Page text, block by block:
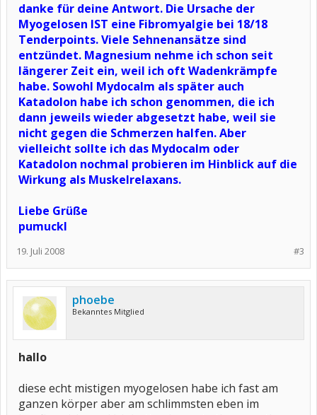
danke für deine Antwort. Die Ursache der
Myogelosen IST eine Fibromyalgie bei 18/18
Tenderpoints. Viele Sehnenansätze sind
entzündet. Magnesium nehme ich schon seit
längerer Zeit ein, weil ich oft Wadenkrämpfe
habe. Sowohl Mydocalm als später auch
Katadolon habe ich schon genommen, die ich
dann jeweils wieder abgesetzt habe, weil sie
nicht gegen die Schmerzen halfen. Aber
vielleicht sollte ich das Mydocalm oder
Katadolon nochmal probieren im Hinblick auf die
Wirkung als Muskelrelaxans.
Liebe Grüße
pumuckl
#3
19. Juli 2008
phoebe
Bekanntes Mitglied
hallo
diese echt mistigen myogelosen habe ich fast am
ganzen körper aber am schlimmsten eben im